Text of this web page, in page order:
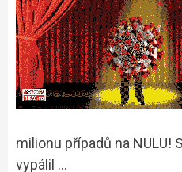
milionu případů na NULU!
vypálil …